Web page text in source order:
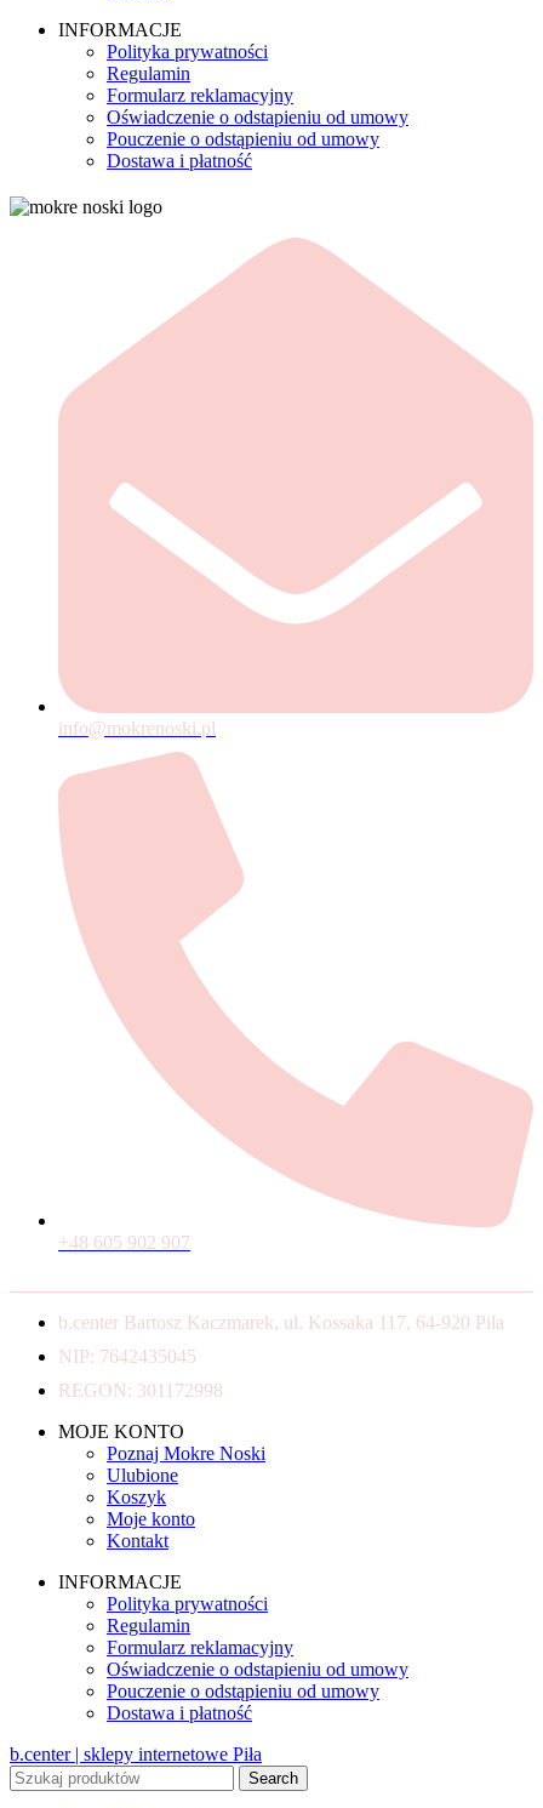
INFORMACJE
Polityka prywatności
Regulamin
Formularz reklamacyjny
Oświadczenie o odstapieniu od umowy
Pouczenie o odstąpieniu od umowy
Dostawa i płatność
info@mokrenoski.pl
+48 605 902 907
b.center Bartosz Kaczmarek, ul. Kossaka 117, 64-920 Piła
NIP: 7642435045
REGON: 301172998
MOJE KONTO
Poznaj Mokre Noski
Ulubione
Koszyk
Moje konto
Kontakt
INFORMACJE
Polityka prywatności
Regulamin
Formularz reklamacyjny
Oświadczenie o odstapieniu od umowy
Pouczenie o odstąpieniu od umowy
Dostawa i płatność
b.center | sklepy internetowe Piła
Search